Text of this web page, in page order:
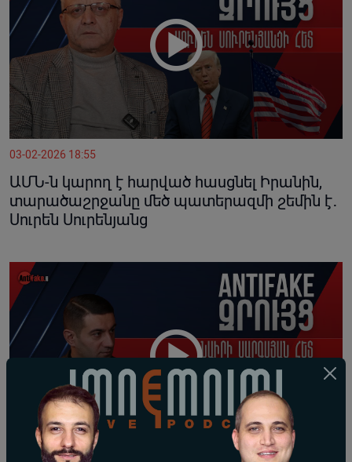
03-02-2026 18:55
ԱՄՆ-ն կարող է հարված հասցնել Իրանին,
տարածաշրջանը մեծ պատերազմի շեմին է․
Սուրեն Սուրենյանց